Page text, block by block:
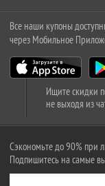
Все наши купоны
через Мобильное
Ищите скидки
не выходя из
Сэкономьте до 90% при
Подпишитесь на самые